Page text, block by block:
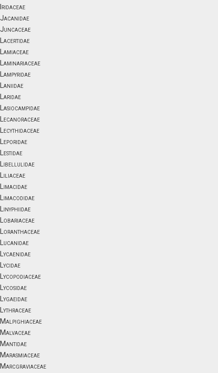
Iridaceae
Jacanidae
Juncaceae
Lacertidae
Lamiaceae
Laminariaceae
Lampyridae
Laniidae
Laridae
Lasiocampidae
Lecanoraceae
Lecythidaceae
Leporidae
Lestidae
Libellulidae
Liliaceae
Limacidae
Limacodidae
Linyphiidae
Lobariaceae
Loranthaceae
Lucanidae
Lycaenidae
Lycidae
Lycopodiaceae
Lycosidae
Lygaeidae
Lythraceae
Malpighiaceae
Malvaceae
Mantidae
Marasmiaceae
Marcgraviaceae